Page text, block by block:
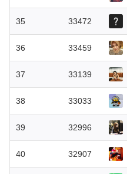
35 33472
36 33459
37 33139
38 33033
39 32996
40 32907